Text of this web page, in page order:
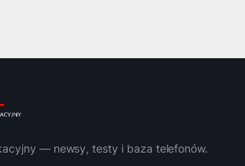
— newsy, testy i baza telefonów.